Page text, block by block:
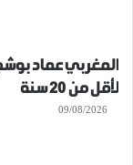
لأقل من 20 سنة
09/08/2026